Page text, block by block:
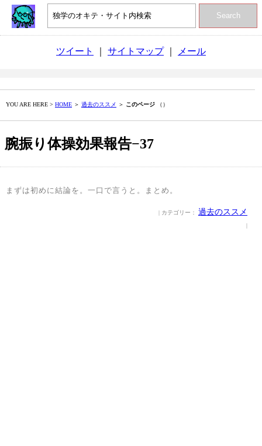
Search
ツイート サイトマップ｜ メール
YOU ARE HERE > HOME ＞ 過去のススメ ＞ このページ （）
腕振り体操効果報告−37
まずは初めに結論を。一口で言うと。まとめ。
| カテゴリー： 過去のススメ
|